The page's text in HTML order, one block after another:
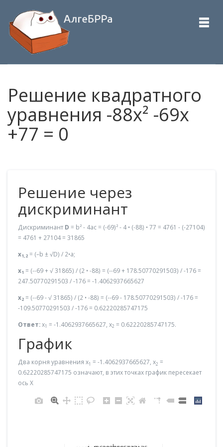
Решение квадратного
уравнения -88x² -69x
+77 = 0
Решение через
дискриминант
Дискриминант D = b² - 4ac = (-69)² - 4 • (-88) • 77 = 4761 - (-27104)
= 4761 + 27104 = 31865
x1,2 = (–b ± √D) / 2•a;
x1 = (--69 + √ 31865) / (2 • -88) = (--69 + 178.50770291503) / -176 =
247.50770291503 / -176 = -1.4062937665627
x2 = (--69 - √ 31865) / (2 • -88) = (--69 - 178.50770291503) / -176 =
-109.50770291503 / -176 = 0.62220285747175
Ответ:x1 = -1.4062937665627, x2 = 0.62220285747175.
График
Два корня уравнения x1 = -1.4062937665627, x2 =
0.62220285747175 означают, в этих точках график пересекает
ось X